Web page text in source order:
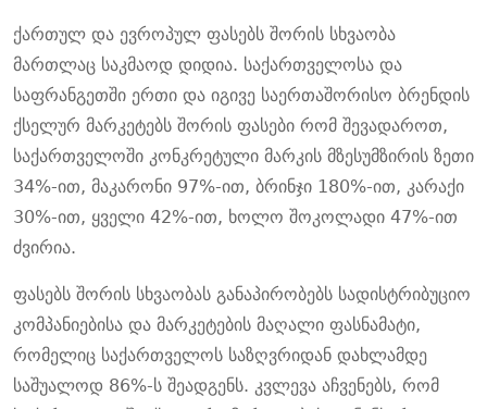
ქართულ და ევროპულ ფასებს შორის სხვაობა
მართლაც საკმაოდ დიდია. საქართველოსა და
საფრანგეთში ერთი და იგივე საერთაშორისო ბრენდის
ქსელურ მარკეტებს შორის ფასები რომ შევადაროთ,
საქართველოში კონკრეტული მარკის მზესუმზირის ზეთი
34%-ით, მაკარონი 97%-ით, ბრინჯი 180%-ით, კარაქი
30%-ით, ყველი 42%-ით, ხოლო შოკოლადი 47%-ით
ძვირია.
ფასებს შორის სხვაობას განაპირობებს სადისტრიბუციო
კომპანიებისა და მარკეტების მაღალი ფასნამატი,
რომელიც საქართველოს საზღვრიდან დახლამდე
საშუალოდ 86%-ს შეადგენს. კვლევა აჩვენებს, რომ